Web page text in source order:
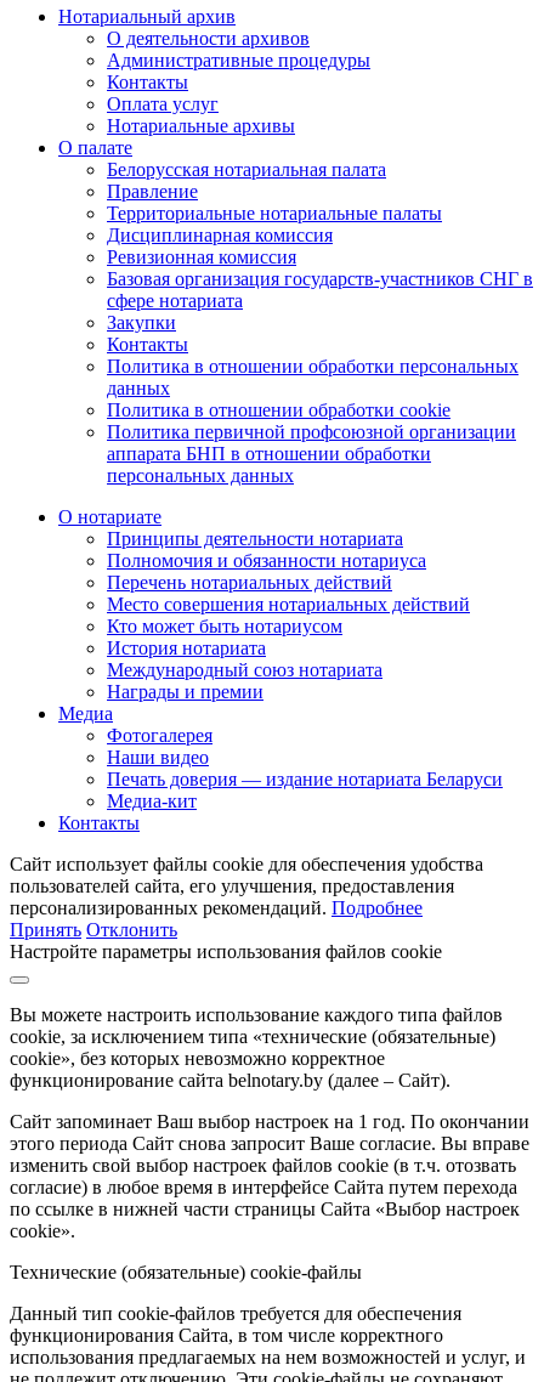
Нотариальный архив
О деятельности архивов
Административные процедуры
Контакты
Оплата услуг
Нотариальные архивы
О палате
Белорусская нотариальная палата
Правление
Территориальные нотариальные палаты
Дисциплинарная комиссия
Ревизионная комиссия
Базовая организация государств-участников СНГ в
сфере нотариата
Закупки
Контакты
Политика в отношении обработки персональных
данных
Политика в отношении обработки cookie
Политика первичной профсоюзной организации
аппарата БНП в отношении обработки
персональных данных
О нотариате
Принципы деятельности нотариата
Полномочия и обязанности нотариуса
Перечень нотариальных действий
Место совершения нотариальных действий
Кто может быть нотариусом
История нотариата
Международный союз нотариата
Награды и премии
Медиа
Фотогалерея
Наши видео
Печать доверия — издание нотариата Беларуси
Медиа-кит
Контакты
Сайт использует файлы cookie для обеспечения удобства
пользователей сайта, его улучшения, предоставления
персонализированных рекомендаций. Подробнее
Принять Отклонить
Настройте параметры использования файлов cookie
Вы можете настроить использование каждого типа файлов
cookie, за исключением типа «технические (обязательные)
cookie», без которых невозможно корректное
функционирование сайта belnotary.by (далее – Сайт).
Сайт запоминает Ваш выбор настроек на 1 год. По окончании
этого периода Сайт снова запросит Ваше согласие. Вы вправе
изменить свой выбор настроек файлов cookie (в т.ч. отозвать
согласие) в любое время в интерфейсе Сайта путем перехода
по ссылке в нижней части страницы Сайта «Выбор настроек
cookie».
Технические (обязательные) cookie-файлы
Данный тип cookie-файлов требуется для обеспечения
функционирования Сайта, в том числе корректного
использования предлагаемых на нем возможностей и услуг, и